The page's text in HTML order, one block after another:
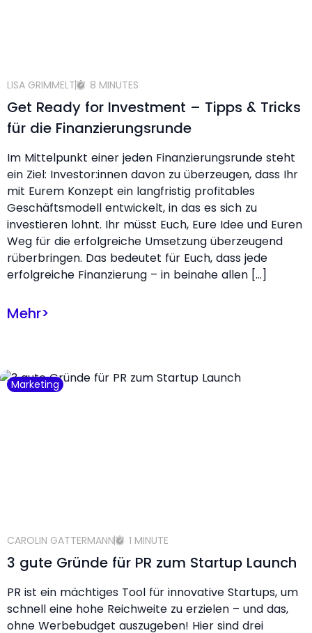
LISA GRIMMELT 8 MINUTES
Get Ready for Investment – Tipps & Tricks
für die Finanzierungsrunde
Im Mittelpunkt einer jeden Finanzierungsrunde steht
ein Ziel: Investor:innen davon zu überzeugen, dass Ihr
mit Eurem Konzept ein langfristig profitables
Geschäftsmodell entwickelt, in das es sich zu
investieren lohnt. Ihr müsst Euch, Eure Idee und Euren
Weg für die erfolgreiche Umsetzung überzeugend
rüberbringen. Das bedeutet für Euch, dass jede
erfolgreiche Finanzierung – in beinahe allen […]
Mehr>
Marketing
CAROLIN GATTERMANN 1 MINUTE
3 gute Gründe für PR zum Startup Launch
PR ist ein mächtiges Tool für innovative Startups, um
schnell eine hohe Reichweite zu erzielen – und das,
ohne Werbebudget auszugeben! Hier sind drei